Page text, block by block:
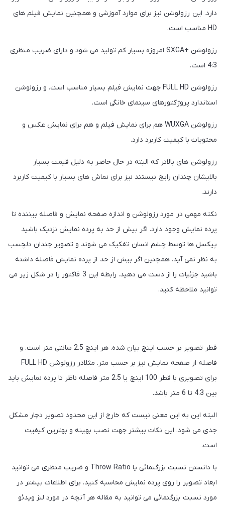
دارد. این رزولوشن نیز برای موارد آموزشی و همچنین نمایش فیلم های
HD مناسب است.
رزولوشن +SXGA امروزه بسیار کم تولید می شود و دارای ضریب منظری
4:3 است.
رزولوشن FULL HD جهت نمایش فیلم بسیار مناسب است. و رزولوشن
استاندارد پروژکتورهای سینمای خانگی است.
رزولوشن WUXGA هم برای نمایش فیلم و هم برای نمایش عکس و
محتویات با کیفیت کاربرد دارد.
رزولوشن های بالاتر که البته در حال حاضر به دلیل قیمت بسیار
بالایشان چندان رایج نیستند نیز برای نماش های بسیار با کیفیت کاربرد
دارند.
نکته مهمی در مورد رزولوشن و اندازه صفحه نمایش و فاصله بیننده تا
پرده نمایش وجود دارد. اگر بیش از حد به پرده نمایش نزدیک باشید
پیکسل ها توسط چشم انسان تفکیک می شوند و تصویر چندان دلچسب
به نظر نمی آید. همچنین اگر بیش از حد از پرده نمایش فاصله داشته
باشید جزئیات را از دست می دهید. رابطه این 3 فاکتور را در شکل زیر می
توانید ملاحظه کنید.
قطر تصویر بر حسب اینچ بیان شده. هر اینچ 2.5 سانتی متر است. و
فاصله از صفحه نمایش نیز بر حسب متر. مثلادر رزولوشن FULL HD
برای تصویری با قطر 100 اینچ یا 2.5 متر فاصله ناظر تا پرده نمایش باید
بین 4.3 تا 6 متر باشد.
البته این به این معنی نیست که خارج از این محدود تصویر دچار مشکل
جدی می شود. این نکات بیشتر جهت نصب بهینه و بهترین کیفیت
است.
با دانستن نسبت بزرگنمائی یا Throw Ratio و ضریب منظری می توانید
ابعاد تصویر را روی پرده نمایش محاسبه کنید. برای اطلاعات بیشتر در
مورد نسبت بزرگنمائی می توانید به مقاله هر آنچه در مورد لنز ویدئو